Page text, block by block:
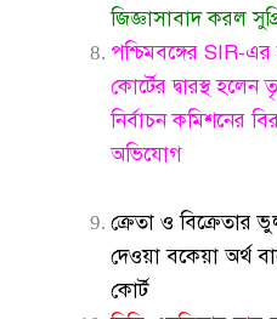
জিজ্ঞাসাবাদ করল
পশ্চিমবঙ্গের SIR-
কোর্টের দ্বারস্থ
নির্বাচন কমিশনের
অভিযোগ
ক্রেতা ও বিক্রেতার
দেওয়া বকেয়া অর্থ
কোর্ট